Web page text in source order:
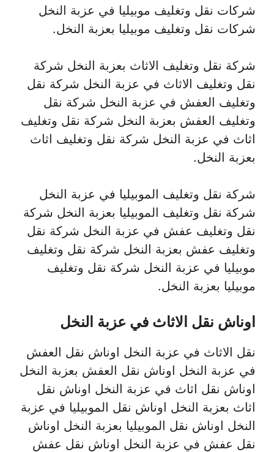
شركات نقل وتغليف موبيليا في عزبة النخل
شركات نقل وتغليف موبيليا بعزبة النخل.
شركة نقل وتغليف الاثاث بعزبة النخل شركة
نقل وتغليف الاثاث في عزبة النخل شركة نقل
وتغليف العفش في عزبة النخل شركة نقل
وتغليف العفش بعزبة النخل شركة نقل وتغليف
اثاث في عزبة النخل شركة نقل وتغليف اثاث
بعزبة النخل.
شركة نقل وتغليف الموبيليا في عزبة النخل
شركة نقل وتغليف الموبيليا بعزبة النخل شركة
نقل وتغليف عفش في عزبة النخل شركة نقل
وتغليف عفش بعزبة النخل شركة نقل وتغليف
موبيليا في عزبة النخل شركة نقل وتغليف
موبيليا بعزبة النخل.
اوناش نقل الاثاث في عزبة النخل
نقل الاثاث في عزبة النخل اوناش نقل العفش
في عزبة النخل اوناش نقل العفش بعزبة النخل
اوناش نقل اثاث في عزبة النخل اوناش نقل
اثاث بعزبة النخل اوناش نقل الموبيليا في عزبة
النخل اوناش نقل الموبيليا بعزبة النخل اوناش
نقل عفش في عزبة النخل اوناش نقل عفش